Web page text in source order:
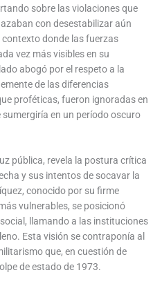
sobre las violaciones que
con desestabilizar aún
donde las fuerzas
vez más visibles en su
abogó por el respeto a la
de las diferencias
proféticas, fueron ignoradas en
en un período oscuro
pública, revela la postura crítica
y sus intentos de socavar la
conocido por su firme
vulnerables, se posicionó
llamando a las instituciones
Esta visión se contraponía al
que, en cuestión de
de estado de 1973.